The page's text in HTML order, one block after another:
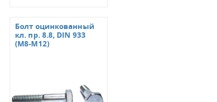
Болт оцинкованный
кл. пр. 8.8, DIN 933
(М8-М12)